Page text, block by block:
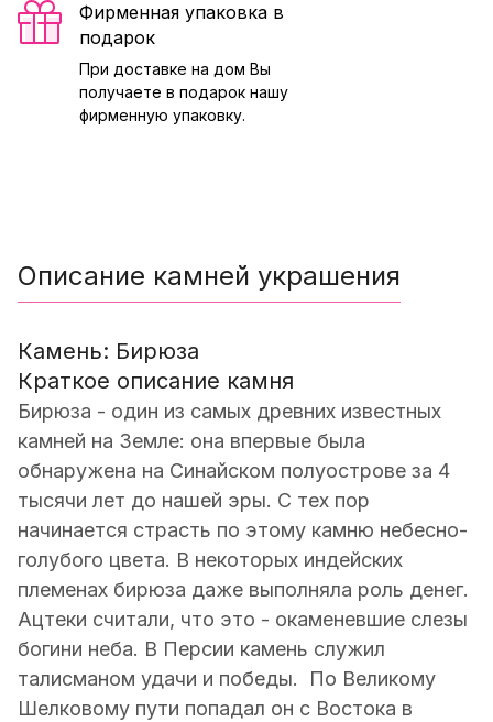
Фирменная упаковка в
подарок
При доставке на дом Вы
получаете в подарок нашу
фирменную упаковку.
Описание камней украшения
Камень: Бирюза
Краткое описание камня
Бирюза - один из самых древних известных
камней на Земле: она впервые была
обнаружена на Синайском полуострове за 4
тысячи лет до нашей эры. С тех пор
начинается страсть по этому камню небесно-
голубого цвета. В некоторых индейских
племенах бирюза даже выполняла роль денег.
Ацтеки считали, что это - окаменевшие слезы
богини неба. В Персии камень служил
талисманом удачи и победы. По Великому
Шелковому пути попадал он с Востока в